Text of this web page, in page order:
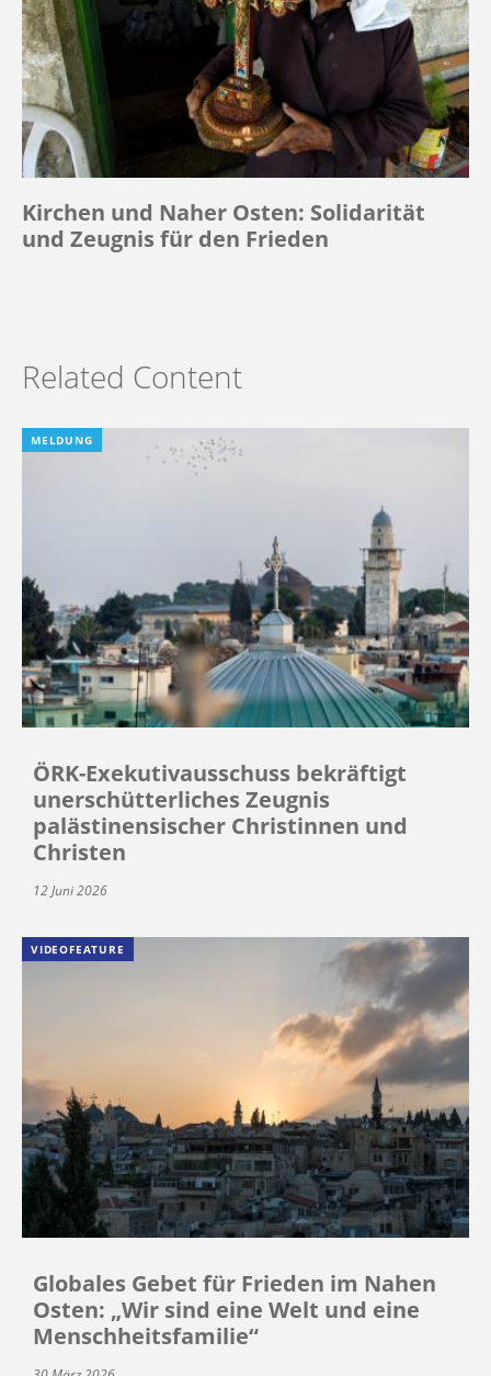
Kirchen und Naher Osten: Solidarität
und Zeugnis für den Frieden
Related Content
MELDUNG
ÖRK-Exekutivausschuss bekräftigt
unerschütterliches Zeugnis
palästinensischer Christinnen und
Christen
12 Juni 2026
VIDEOFEATURE
Globales Gebet für Frieden im Nahen
Osten: „Wir sind eine Welt und eine
Menschheitsfamilie“